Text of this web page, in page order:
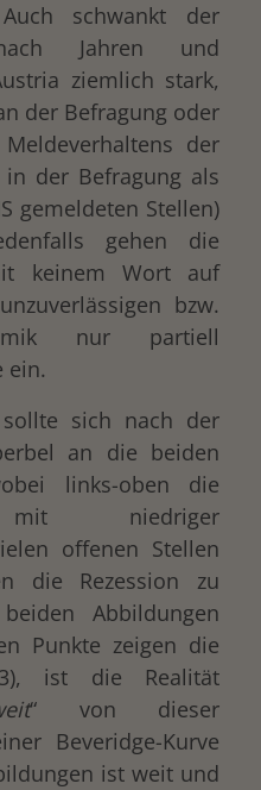
schwankt der
nach Jahren und
ziemlich stark,
der Befragung oder
der
der Befragung als
gemeldeten Stellen)
gehen die
keinem Wort auf
bzw.
nur partiell
ein.
sollte sich nach der
an die beiden
links-oben die
mit niedriger
offenen Stellen
die Rezession zu
Abbildungen
Punkte zeigen die
ist die Realität
“ von dieser
Beveridge-Kurve
ist weit und